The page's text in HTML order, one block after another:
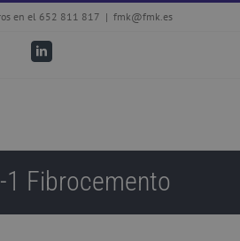
en el 652 811 817 | fmk@fmk.es
LinkedIn
1 Fibrocemento